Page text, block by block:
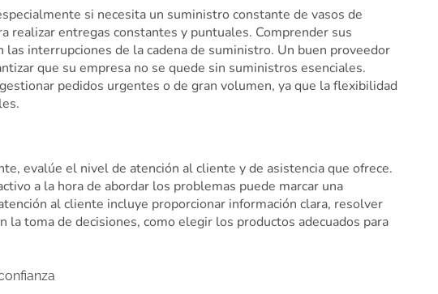
si necesita un suministro constante de vasos de
realizar entregas constantes y puntuales. Comprender sus
las interrupciones de la cadena de suministro. Un buen proveedor
que su empresa no se quede sin suministros esenciales.
pedidos urgentes o de gran volumen, ya que la flexibilidad
evalúe el nivel de atención al cliente y de asistencia que ofrece.
a la hora de abordar los problemas puede marcar una
al cliente incluye proporcionar información clara, resolver
la toma de decisiones, como elegir los productos adecuados para